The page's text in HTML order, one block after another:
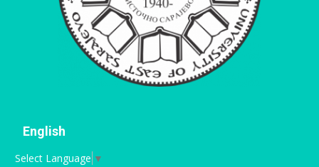
English
Select Language ▼